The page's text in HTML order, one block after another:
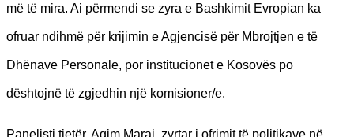
më të mira. Ai përmendi se zyra e Bashkimit Evropian ka
ofruar ndihmë për krijimin e Agjencisë për Mbrojtjen e të
Dhënave Personale, por institucionet e Kosovës po
dështojnë të zgjedhin një komisioner/e.
Panelisti tjetër, Agim Maraj, zyrtar i ofrimit të politikave në